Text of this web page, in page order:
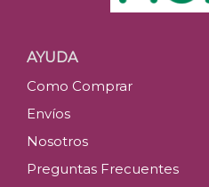
AYUDA
Como Comprar
Envíos
Nosotros
Preguntas Frecuentes